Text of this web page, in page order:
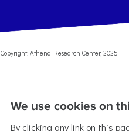
Copyright: Athena Research Center, 2025
We use cookies on
By clicking any link on this